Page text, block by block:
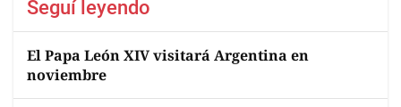
Seguí leyendo
El Papa León XIV visitará Argentina en
noviembre